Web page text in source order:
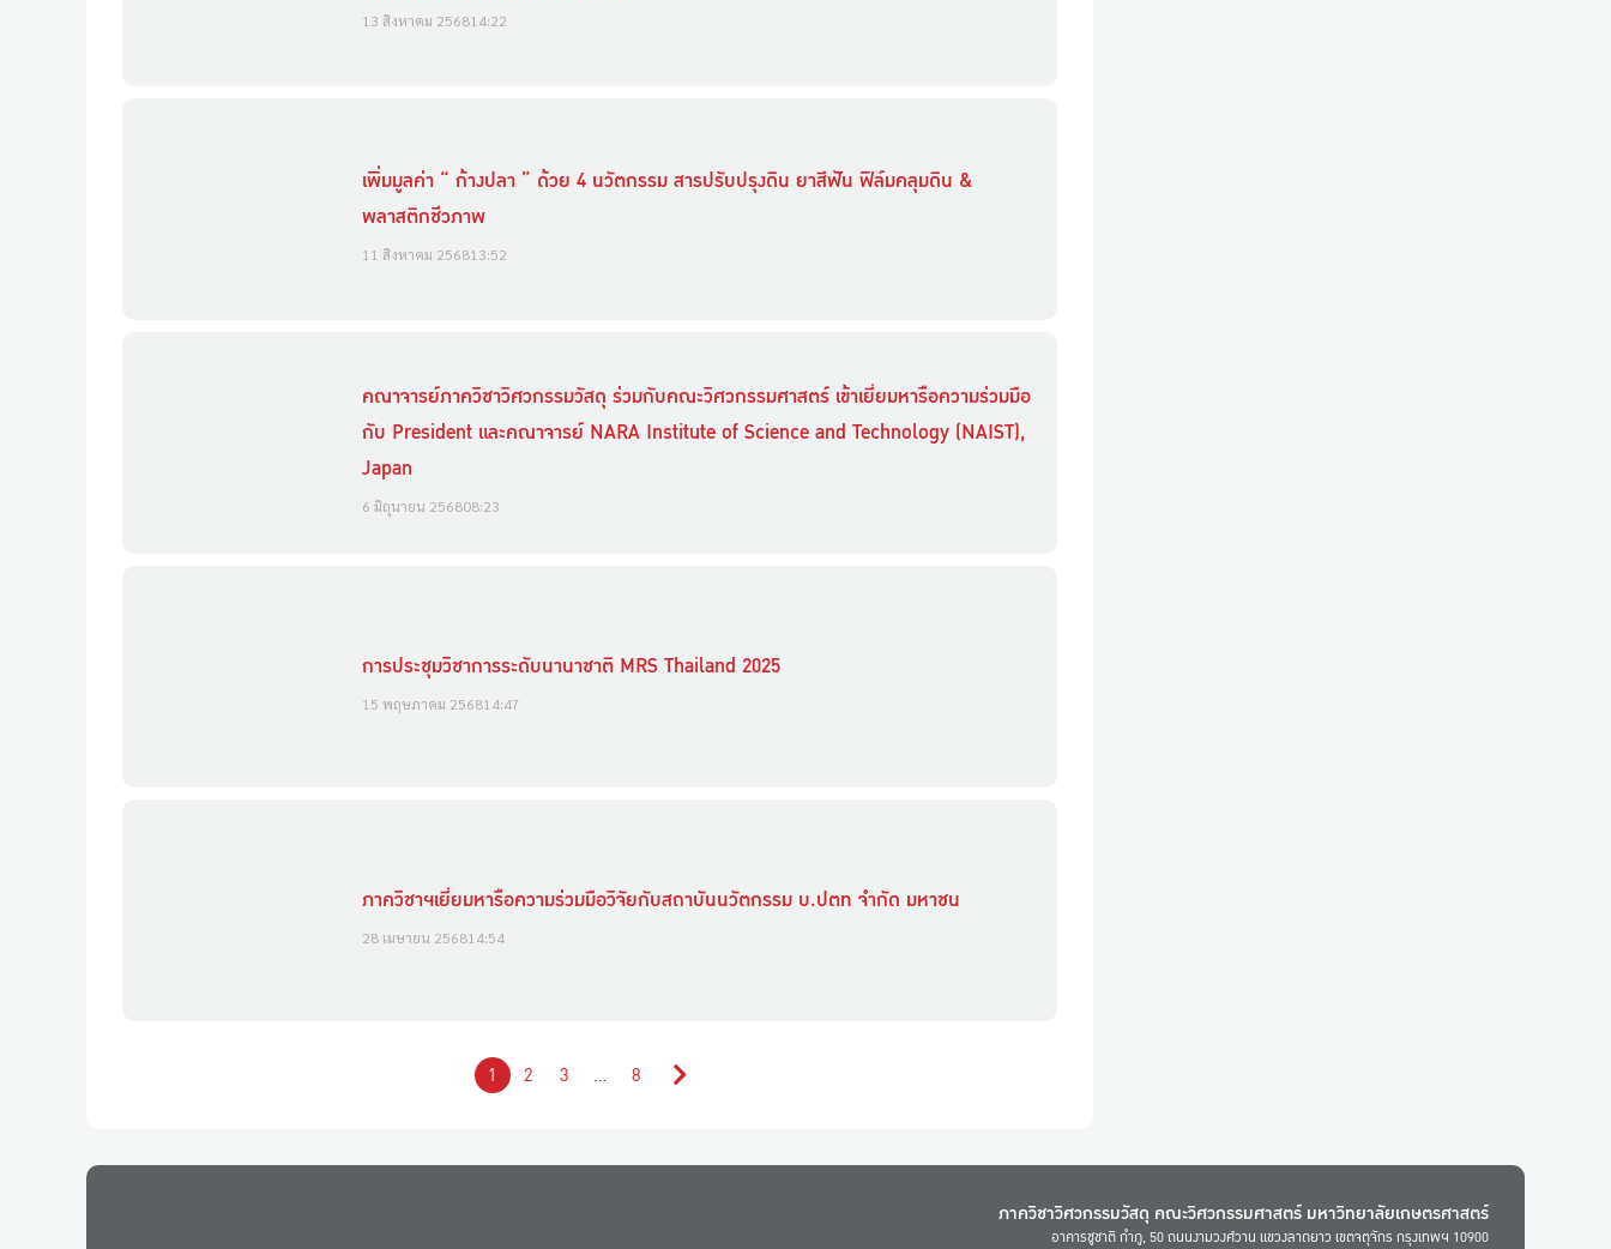
13 สิงหาคม 256814:22
เพิ่มมูลค่า “ ก้างปลา ” ด้วย 4 นวัตกรรม สารปรับปรุงดิน ยาสีฟัน ฟิล์มคลุมดิน &
พลาสติกชีวภาพ
11 สิงหาคม 256813:52
คณาจารย์ภาควิชาวิศวกรรมวัสดุ ร่วมกับคณะวิศวกรรมศาสตร์ เข้าเยี่ยมหารือความร่วมมือ
กับ President และคณาจารย์ NARA Institute of Science and Technology (NAIST),
Japan
6 มิถุนายน 256808:23
การประชุมวิชาการระดับนานาชาติ MRS Thailand 2025
15 พฤษภาคม 256814:47
ภาควิชาฯเยี่ยมหารือความร่วมมือวิจัยกับสถาบันนวัตกรรม บ.ปตท จำกัด มหาชน
28 เมษายน 256814:54
1 2 3 … 8
ภาควิชาวิศวกรรมวัสดุ คณะวิศวกรรมศาสตร์ มหาวิทยาลัยเกษตรศาสตร์
อาคารชูชาติ กำภู, 50 ถนนงามวงศ์วาน แขวงลาดยาว เขตจตุจักร กรุงเทพฯ 10900